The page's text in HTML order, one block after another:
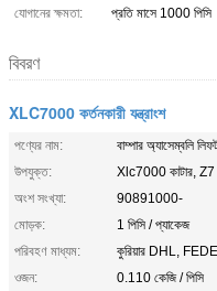
যোগানের ক্ষমতা:
প্রতি মাসে 1000 পিসি
বিবরণ
XLC7000 কর্তনকারী যন্ত্রাংশ
পণ্যের নাম:
বাম্পার অ্যাসেম্বলি
উপযুক্ত:
Xlc7000 কাটার, Z7
অংশ সংখ্যা:
90891000-
মোড়ক:
1 পিসি / প্যাকেজ
পরিবহণ মাধ্যম:
কুরিয়ার DHL,
ওজন:
0.110 কেজি / পিসি